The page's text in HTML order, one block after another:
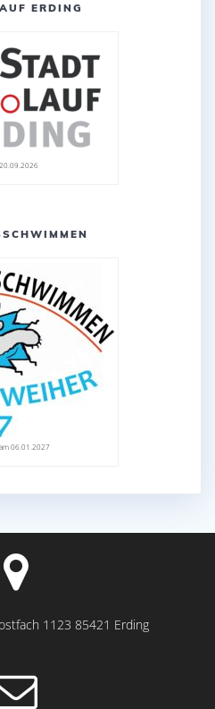
ERDING
06.01.2027
1123 85421 Erding